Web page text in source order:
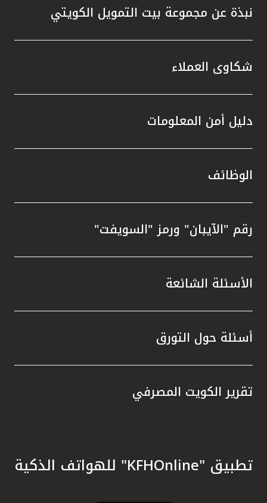
نبذة عن مجموعة بيت التمويل الكويتي
شكاوى العملاء
دليل أمن المعلومات
الوظائف
رقم "الآيبان" ورمز "السويفت"
الأسئلة الشائعة
أسئلة حول التورق
تقرير الكويت المصرفي
تطبيق "KFHOnline" للهواتف الذكية